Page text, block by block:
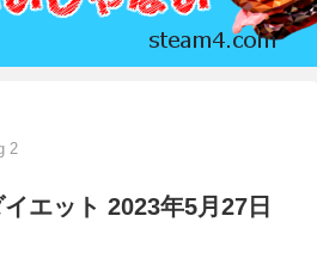
2
エット 2023年5月27日